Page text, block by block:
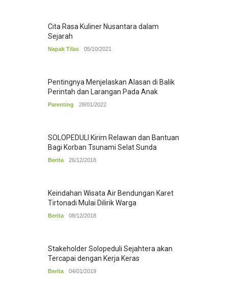
Cita Rasa Kuliner Nusantara dalam
Sejarah
Napak Tilas 05/10/2021
Pentingnya Menjelaskan Alasan di Balik
Perintah dan Larangan Pada Anak
Parenting 28/01/2022
SOLOPEDULI Kirim Relawan dan Bantuan
Bagi Korban Tsunami Selat Sunda
Berita 26/12/2018
Keindahan Wisata Air Bendungan Karet
Tirtonadi Mulai Dilirik Warga
Berita 08/12/2018
Stakeholder Solopeduli Sejahtera akan
Tercapai dengan Kerja Keras
Berita 04/01/2019